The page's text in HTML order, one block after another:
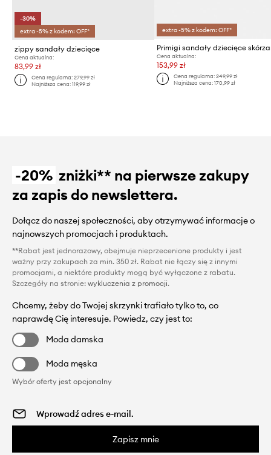
-30%
extra -5% z kodem: OFF*
zippy sandały dziecięce
Cena aktualna:
83,99 zł
Cena regularna:279,99 zł
Najniższa cena:119,99 zł
extra -5% z kodem: OFF*
Primigi sandały dziecięce
Cena aktualna:
153,99 zł
Cena regularna: 249,99 zł
Najniższa cena: 170,99 zł
-20% zniżki** na pierwsze zakupy
za zapis do newslettera.
Dołącz do naszej społeczności, aby otrzymywać informacje o
najnowszych promocjach i produktach.
**Rabat jest jednorazowy, obejmuje nieprzecenione produkty i jest
ważny przy zakupach za min. 350 zł. Rabat nie łączy się z innymi
promocjami, a niektóre produkty mogą być wyłączone z rabatu.
Szczegóły na stronie: wykluczenia z promocji.
Chcemy, żeby do Twojej skrzynki trafiało tylko to, co
naprawdę Cię interesuje. Powiedz, czy jest to:
Moda damska
Moda męska
Wybór oferty jest opcjonalny
Zapisz mnie